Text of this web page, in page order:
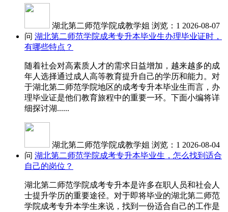
湖北第二师范学院成教学姐 浏览：1 2026-08-07
问 湖北第二师范学院成考专升本毕业生办理毕业证时，
有哪些特点？
随着社会对高素质人才的需求日益增加，越来越多的成
年人选择通过成人高等教育提升自己的学历和能力。对
于湖北第二师范学院地区的成考专升本毕业生而言，办
理毕业证是他们教育旅程中的重要一环。下面小编将详
细探讨湖......
湖北第二师范学院成教学姐 浏览：1 2026-08-04
问 湖北第二师范学院成考专升本毕业生，怎么找到适合
自己的岗位？
湖北第二师范学院成考专升本是许多在职人员和社会人
士提升学历的重要途径。对于即将毕业的湖北第二师范
学院成考专升本学生来说，找到一份适合自己的工作是